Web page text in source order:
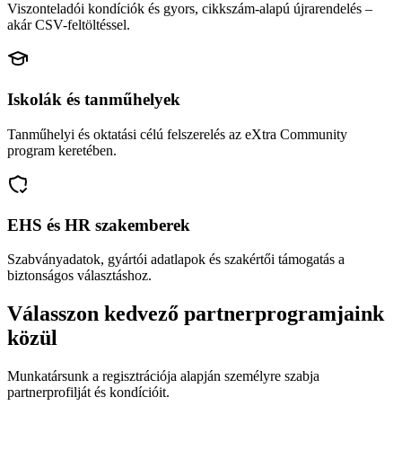
Viszonteladói kondíciók és gyors, cikkszám-alapú újrarendelés –
akár CSV-feltöltéssel.
Iskolák és tanműhelyek
Tanműhelyi és oktatási célú felszerelés az eXtra Community
program keretében.
EHS és HR szakemberek
Szabványadatok, gyártói adatlapok és szakértői támogatás a
biztonságos választáshoz.
Válasszon kedvező partnerprogramjaink
közül
Munkatársunk a regisztrációja alapján személyre szabja
partnerprofilját és kondícióit.